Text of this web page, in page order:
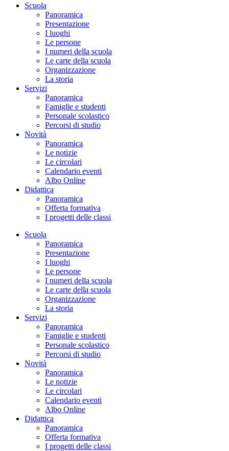
Scuola
Panoramica
Presentazione
I luoghi
Le persone
I numeri della scuola
Le carte della scuola
Organizzazione
La storia
Servizi
Panoramica
Famiglie e studenti
Personale scolastico
Percorsi di studio
Novità
Panoramica
Le notizie
Le circolari
Calendario eventi
Albo Online
Didattica
Panoramica
Offerta formativa
I progetti delle classi
Scuola
Panoramica
Presentazione
I luoghi
Le persone
I numeri della scuola
Le carte della scuola
Organizzazione
La storia
Servizi
Panoramica
Famiglie e studenti
Personale scolastico
Percorsi di studio
Novità
Panoramica
Le notizie
Le circolari
Calendario eventi
Albo Online
Didattica
Panoramica
Offerta formativa
I progetti delle classi